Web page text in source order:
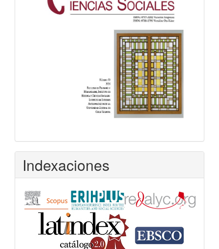
Indexaciones